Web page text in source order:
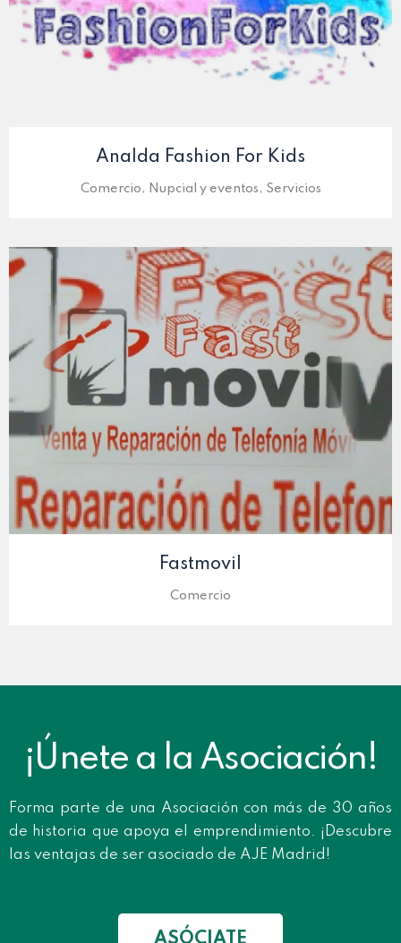
Analda Fashion For Kids
Comercio, Nupcial y eventos, Servicios
Fastmovil
Comercio
¡Únete a la Asociación!
Forma parte de una Asociación con más de 30 años
de historia que apoya el emprendimiento. ¡Descubre
las ventajas de ser asociado de AJE Madrid!
ASÓCIATE